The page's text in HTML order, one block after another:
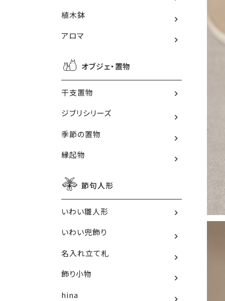
植木鉢
アロマ
オブジェ・置物
干支置物
ジブリシリーズ
季節の置物
縁起物
節句人形
いわい雛人形
いわい兜飾り
名入れ立て札
飾り小物
hina